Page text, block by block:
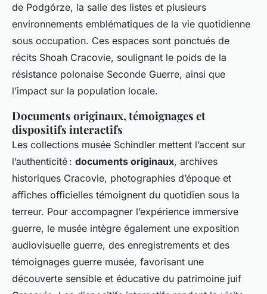
de Podgórze, la salle des listes et plusieurs
environnements emblématiques de la vie quotidienne
sous occupation. Ces espaces sont ponctués de
récits Shoah Cracovie, soulignant le poids de la
résistance polonaise Seconde Guerre, ainsi que
l’impact sur la population locale.
Documents originaux, témoignages et
dispositifs interactifs
Les collections musée Schindler mettent l’accent sur
l’authenticité : documents originaux, archives
historiques Cracovie, photographies d’époque et
affiches officielles témoignent du quotidien sous la
terreur. Pour accompagner l’expérience immersive
guerre, le musée intègre également une exposition
audiovisuelle guerre, des enregistrements et des
témoignages guerre musée, favorisant une
découverte sensible et éducative du patrimoine juif